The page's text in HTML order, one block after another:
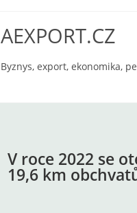
AEXPORT.CZ
Byznys, export, ekonomika,
V roce 2022 se
19,6 km